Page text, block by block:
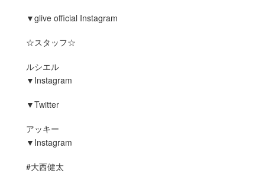
▼glive official Instagram
☆スタッフ☆
ルシエル
▼Instagram
▼Twitter
アッキー
▼Instagram
#大西健太